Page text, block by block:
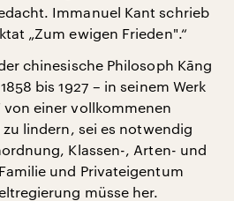
Immanuel Kant schrieb
„Zum ewigen Frieden".“
chinesische Philosoph Kāng
bis 1927 – in seinem Werk
von einer vollkommenen
lindern, sei es notwendig
Klassen-, Arten- und
und Privateigentum
müsse her.